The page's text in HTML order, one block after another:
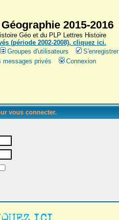
2015-2016
Géo et du PLP Lettres Histoire
(période 2002-2008), cliquez ici.
Groupes d'utilisateurs
S'enregistrer
messages privés Connexion
vous connecter.